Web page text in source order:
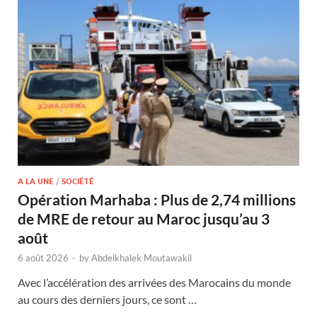
A LA UNE / SOCIÉTÉ
Opération Marhaba : Plus de 2,74 millions
de MRE de retour au Maroc jusqu’au 3
août
6 août 2026 - byAbdelkhalek Moutawakil
Avec l’accélération des arrivées des Marocains du monde
au cours des derniers jours, ce sont …